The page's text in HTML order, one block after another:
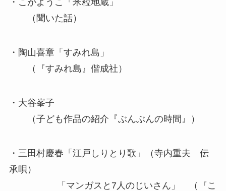
・こがようこ「米粒地蔵」
（聞いた話）
・陶山喜章「すみれ島」
（『すみれ島』偕成社）
・大谷峯子
（子ども作品の紹介『ぶんぶんの時間』）
・三田村慶春「江戸しりとり歌」（寺内重夫 伝
承唄）
「マンガスと7人のじいさん」 （『こ